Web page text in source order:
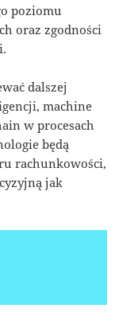
poziomu
oraz zgodności
dalszej
machine
w procesach
będą
rachunkowości,
jak